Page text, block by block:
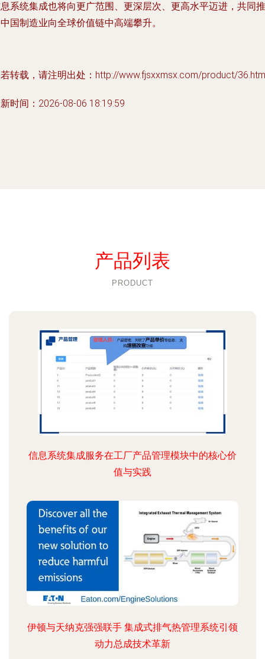
系统集成也将向更广范围、更深层次、更高水平迈进，共同推
国制造业向全球价值链中高端攀升。
转载，请注明出处：http://www.fjsxxmsx.com/product/
时间：2026-08-06 18:19:59
产品列表
PRODUCT
信息系统集成服务在工厂产品管理模块中的核心价
值与实践
伊顿与天纳克强强联手 集成式排气热管理系统引领
动力总成技术革新